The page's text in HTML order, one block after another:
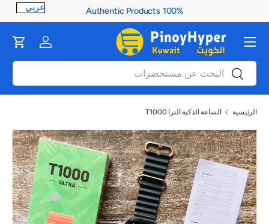
100% Authentic Products
بحث بحث
Log in
Cart القائمة
الرئيسية الساعة الذكية الترا T1000
صورة 1 متاح الآن في عرض المعرض